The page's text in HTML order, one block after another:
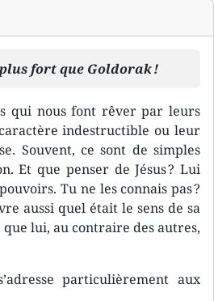
fort que Goldorak !
qui nous font rêver par leurs
indestructible ou leur
Souvent, ce sont de simples
Et que penser de Jésus ? Lui
Tu ne les connais pas ?
aussi quel était le sens de sa
lui, au contraire des autres,
particulièrement aux